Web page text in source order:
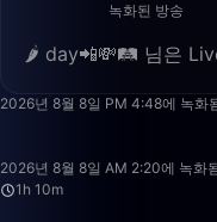
녹화된 방송
🌶 day📲💸🛤️ 님은
2026년 8월 8일 PM 4:48에 녹화
2026년 8월 8일 AM 2:20에 녹화
1h 10m